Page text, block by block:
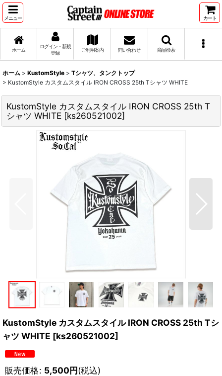
メニュー カート
ホーム
ログイン・新規
登録
ご利用案内 問い合わせ 商品検索
ホーム > KustomStyle > Tシャツ、タンクトップ
> KustomStyle カスタムスタイル IRON CROSS 25th Tシャツ WHITE
KustomStyle カスタムスタイル IRON CROSS 25th T
シャツ WHITE [ks260521002]
KustomStyle カスタムスタイル IRON CROSS 25th Tシ
ャツ WHITE [ks260521002]
販売価格: 5,500円(税込)